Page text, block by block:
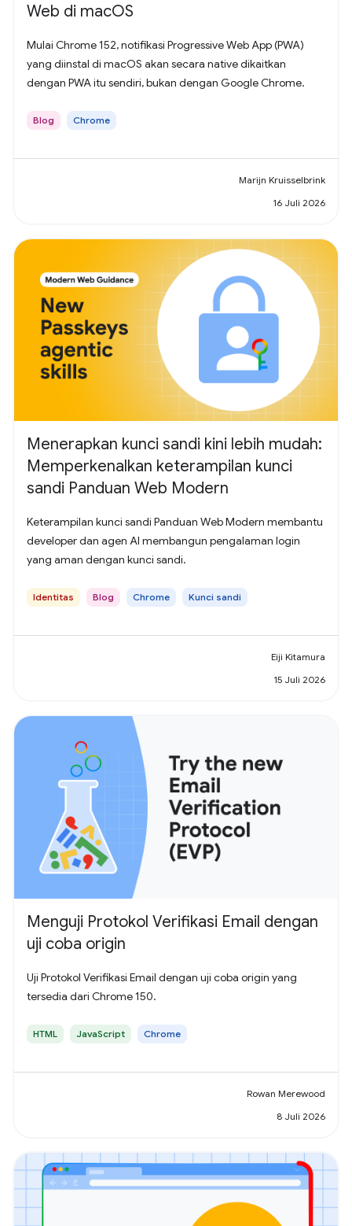
Web di macOS
Mulai Chrome 152, notifikasi Progressive Web App (PWA)
yang diinstal di macOS akan secara native dikaitkan
dengan PWA itu sendiri, bukan dengan Google Chrome.
Blog Chrome
Marijn Kruisselbrink
16 Juli 2026
Menerapkan kunci sandi kini lebih mudah:
Memperkenalkan keterampilan kunci
sandi Panduan Web Modern
Keterampilan kunci sandi Panduan Web Modern membantu
developer dan agen AI membangun pengalaman login
yang aman dengan kunci sandi.
Identitas Blog Chrome Kunci sandi
Eiji Kitamura
15 Juli 2026
Menguji Protokol Verifikasi Email dengan
uji coba origin
Uji Protokol Verifikasi Email dengan uji coba origin yang
tersedia dari Chrome 150.
HTML JavaScript Chrome
Rowan Merewood
8 Juli 2026